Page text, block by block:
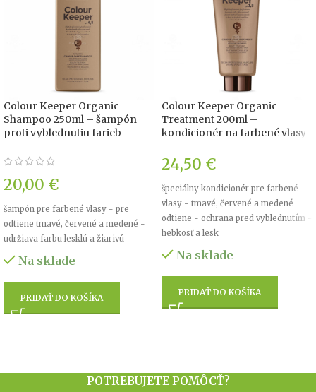
Colour Keeper Organic
Shampoo 250ml – šampón
proti vyblednutiu farieb
20,00 €
šampón pre farbené vlasy - pre
odtiene tmavé, červené a medené -
udržiava farbu lesklú a žiarivú
Na sklade
PRIDAŤ DO KOŠÍKA
Colour Keeper Organic
Treatment 200ml –
kondicionér na farbené vlasy
24,50 €
špeciálny kondicionér pre farbené
vlasy - tmavé, červené a medené
odtiene - ochrana pred vyblednutím -
hebkosť a lesk
Na sklade
PRIDAŤ DO KOŠÍKA
POTREBUJETE POMÔCŤ?